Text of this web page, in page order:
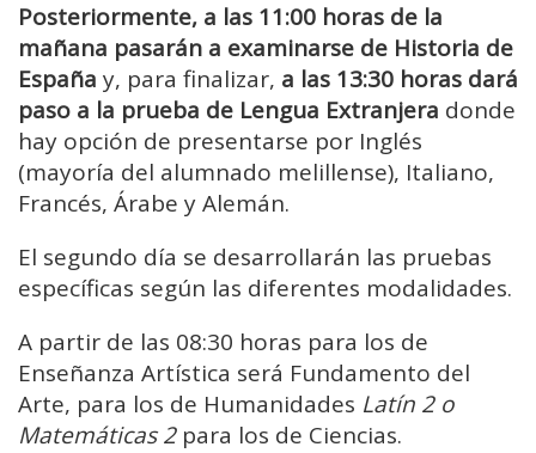
Posteriormente, a las 11:00 horas de la
mañana pasarán a examinarse de Historia de
España y, para finalizar, a las 13:30 horas dará
paso a la prueba de Lengua Extranjera donde
hay opción de presentarse por Inglés
(mayoría del alumnado melillense), Italiano,
Francés, Árabe y Alemán.
El segundo día se desarrollarán las pruebas
específicas según las diferentes modalidades.
A partir de las 08:30 horas para los de
Enseñanza Artística será Fundamento del
Arte, para los de Humanidades Latín 2 o
Matemáticas 2para los de Ciencias.